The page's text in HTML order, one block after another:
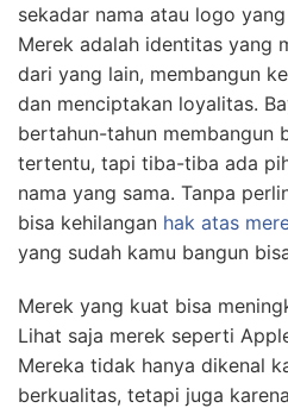
sekadar nama atau logo
Merek adalah identitas yang
dari yang lain, membangun
dan menciptakan loyalitas.
bertahun-tahun membangun
tertentu, tapi tiba-tiba ada
nama yang sama. Tanpa
bisa kehilangan hak atas
yang sudah kamu bangun
Merek yang kuat bisa
Lihat saja merek seperti
Mereka tidak hanya dikenal
berkualitas, tetapi juga